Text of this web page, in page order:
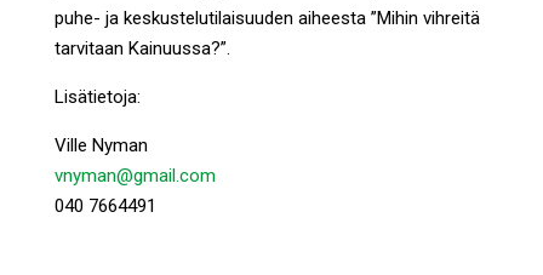
puhe- ja keskustelutilaisuuden aiheesta ”Mihin vihreitä
tarvitaan Kainuussa?”.
Lisätietoja:
Ville Nyman
vnyman@gmail.com
040 7664491